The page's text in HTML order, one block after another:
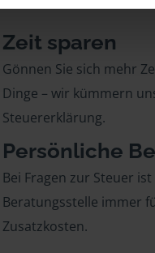
Zeit sparen
Gönnen Sie sich mehr
Dinge – wir kümmern
Steuererklärung.
Persönliche
Bei Fragen zur Steuer ist
Beratungsstelle immer
Zusatzkosten.